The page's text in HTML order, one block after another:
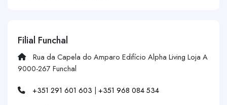
Filial Funchal
Rua da Capela do Amparo Edifício Alpha Living Loja A
9000-267 Funchal
+351 291 601 603 | +351 968 084 534